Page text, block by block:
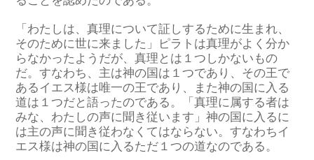
「わたしは、真理について証しするために生まれ、
そのために世に来ました」ピラトは真理がよく分か
らなかったようだが、真理とは１つしかないもの
だ。すなわち、主は神の国は１つであり、その王で
あるイエス様は唯一の王であり、また神の国に入る
道は１つだと語ったのである。「真理に属する者は
みな、わたしの声に聞き従います」神の国に入るに
は主の声に聞き従わなくてはならない。すなわちイ
エス様は神の国に入るただ１つの道なのである。